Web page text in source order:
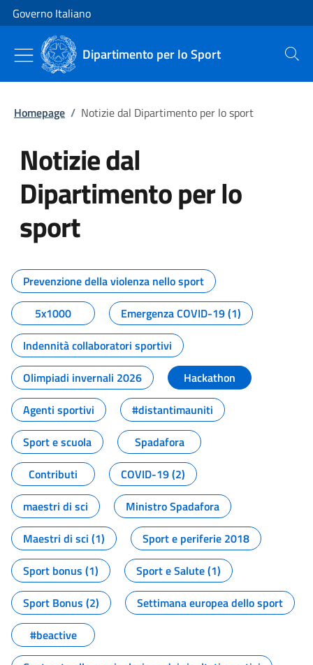
Vai al contenuto
Vai alla navigazione del sito
Governo Italiano
Dipartimento per lo Sport Cerca
Homepage / Notizie dal Dipartimento per lo sport
Notizie dal
Dipartimento per lo
sport
Tutti i contenuti della pagina
Prevenzione della violenza nello sport
5x1000
Emergenza COVID-19 (1)
Indennità collaboratori sportivi
Olimpiadi invernali 2026
Hackathon
Agenti sportivi
#distantimauniti
Sport e scuola
Spadafora
Contributi
COVID-19 (2)
maestri di sci
Ministro Spadafora
Maestri di sci (1)
Sport e periferie 2018
Sport bonus (1)
Sport e Salute (1)
Sport Bonus (2)
Settimana europea dello sport
#beactive